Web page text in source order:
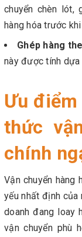
chuyển chèn lót,
hàng hóa trước
Ghép hàng
này được tính
Ưu
thức
chính
Vận chuyển hàng
yếu nhất định của
doanh đang loay
vận chuyển phù